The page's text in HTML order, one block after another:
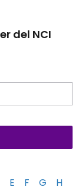
del NCI
E F G
H